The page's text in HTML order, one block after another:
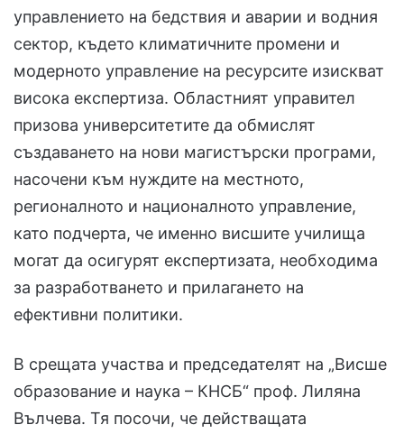
управлението на бедствия и аварии и водния
сектор, където климатичните промени и
модерното управление на ресурсите изискват
висока експертиза. Областният управител
призова университетите да обмислят
създаването на нови магистърски програми,
насочени към нуждите на местното,
регионалното и националното управление,
като подчерта, че именно висшите училища
могат да осигурят експертизата, необходима
за разработването и прилагането на
ефективни политики.
В срещата участва и председателят на „Висше
образование и наука – КНСБ“ проф. Лиляна
Вълчева. Тя посочи, че действащата